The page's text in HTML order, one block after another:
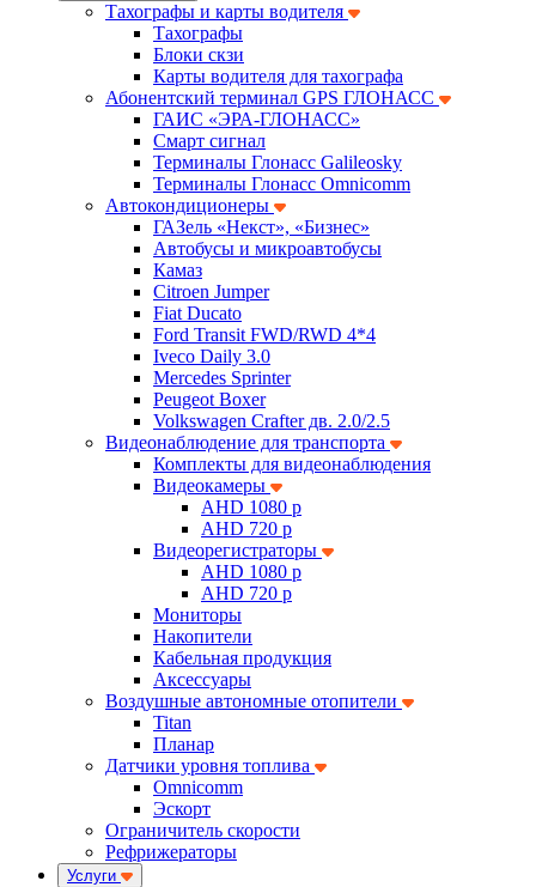
Тахографы и карты водителя
Тахографы
Блоки скзи
Карты водителя для тахографа
Абонентский терминал GPS ГЛОНАСС
ГАИС «ЭРА-ГЛОНАСС»
Смарт сигнал
Терминалы Глонасс Galileosky
Терминалы Глонасс Omnicomm
Автокондиционеры
ГАЗель «Некст», «Бизнес»
Автобусы и микроавтобусы
Камаз
Citroen Jumper
Fiat Ducato
Ford Transit FWD/RWD 4*4
Iveco Daily 3.0
Mercedes Sprinter
Peugeot Boxer
Volkswagen Crafter дв. 2.0/2.5
Видеонаблюдение для транспорта
Комплекты для видеонаблюдения
Видеокамеры
AHD 1080 p
AHD 720 p
Видеорегистраторы
AHD 1080 p
AHD 720 p
Мониторы
Накопители
Кабельная продукция
Аксессуары
Воздушные автономные отопители
Titan
Планар
Датчики уровня топлива
Omnicomm
Эскорт
Ограничитель скорости
Рефрижераторы
Услуги